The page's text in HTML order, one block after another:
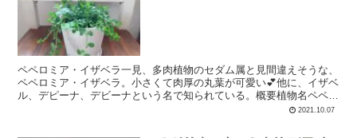
ペペロミア・イザベラ一見、多肉植物のセダム属と見間違えそうな、
ペペロミア・イザベラ。小さくて肉厚の丸葉が可愛い💕他に、イザベ
ル、デピーナ、デビーナという名で知られている。概要植物名ペペロ
ミア・イザベラ（別名：デピーナ）科名コショウ科属名ペペ...2021.10.07